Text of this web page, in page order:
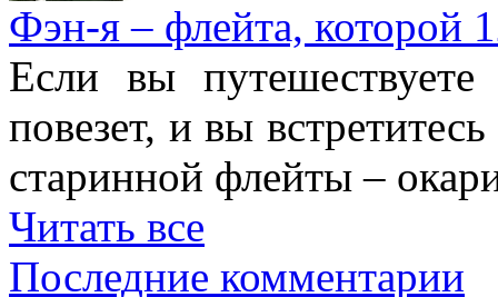
Фэн-я – флейта, которой
Если вы
повезет, и вы
старинной флейты –
Читать все
Последние комментарии